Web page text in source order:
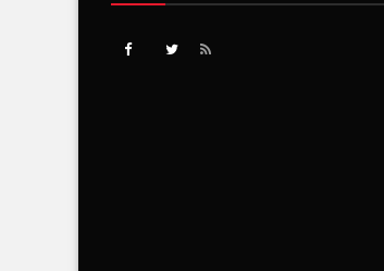
SUIVEZ-NOUS